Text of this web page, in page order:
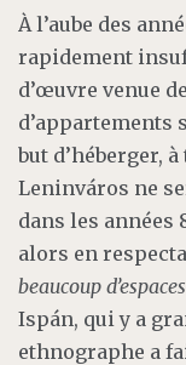
À l’aube des
rapidement
d’œuvre venue
d’appartements
but d’héberger,
Leninváros ne
dans les années
alors en
beaucoup
Ispán, qui y a
ethnographe a